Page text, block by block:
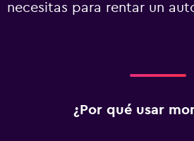
necesitas para rentar un
¿Por qué usar